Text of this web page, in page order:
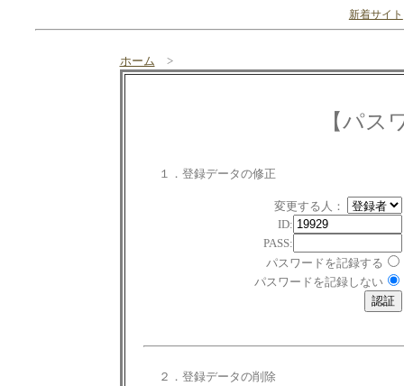
新着サイト
ホーム >
【パス
１．登録データの修正
変更する人：
ID:
PASS:
パスワードを記録する
パスワードを記録しない
２．登録データの削除